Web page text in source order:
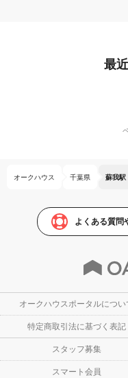
最
オークハウス 千葉県 蘇我駅
よくある質問
オークハウスポータルについ
特定商取引法に基づく表記
スタッフ募集
スマート会員